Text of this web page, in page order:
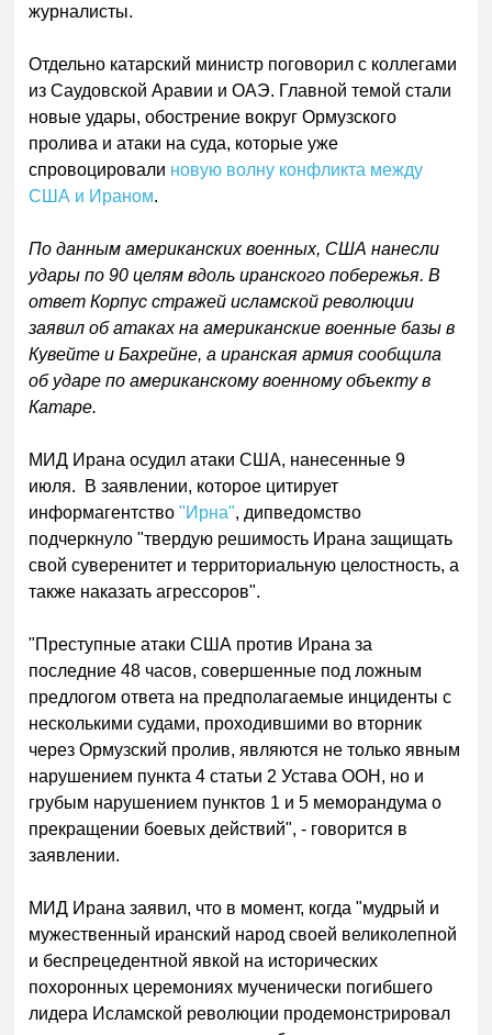
журналисты.
Отдельно катарский министр поговорил с коллегами
из Саудовской Аравии и ОАЭ. Главной темой стали
новые удары, обострение вокруг Ормузского
пролива и атаки на суда, которые уже
спровоцировали новую волну конфликта между
США и Ираном.
По данным американских военных, США нанесли
удары по 90 целям вдоль иранского побережья. В
ответ Корпус стражей исламской революции
заявил об атаках на американские военные базы в
Кувейте и Бахрейне, а иранская армия сообщила
об ударе по американскому военному объекту в
Катаре.
МИД Ирана осудил атаки США, нанесенные 9
июля. В заявлении, которое цитирует
информагентство"Ирна", дипведомство
подчеркнуло "твердую решимость Ирана защищать
свой суверенитет и территориальную целостность, а
также наказать агрессоров".
"Преступные атаки США против Ирана за
последние 48 часов, совершенные под ложным
предлогом ответа на предполагаемые инциденты с
несколькими судами, проходившими во вторник
через Ормузский пролив, являются не только явным
нарушением пункта 4 статьи 2 Устава ООН, но и
грубым нарушением пунктов 1 и 5 меморандума о
прекращении боевых действий", - говорится в
заявлении.
МИД Ирана заявил, что в момент, когда "мудрый и
мужественный иранский народ своей великолепной
и беспрецедентной явкой на исторических
похоронных церемониях мученически погибшего
лидера Исламской революции продемонстрировал